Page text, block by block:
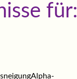
für: